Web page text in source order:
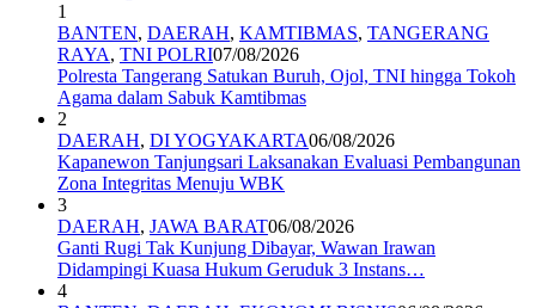
1
BANTEN, DAERAH, KAMTIBMAS, TANGERANG
RAYA, TNI POLRI07/08/2026
Polresta Tangerang Satukan Buruh, Ojol, TNI hingga Tokoh
Agama dalam Sabuk Kamtibmas
2
DAERAH, DI YOGYAKARTA06/08/2026
Kapanewon Tanjungsari Laksanakan Evaluasi Pembangunan
Zona Integritas Menuju WBK
3
DAERAH, JAWA BARAT06/08/2026
Ganti Rugi Tak Kunjung Dibayar, Wawan Irawan
Didampingi Kuasa Hukum Geruduk 3 Instans…
4